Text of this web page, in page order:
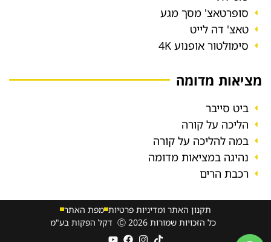
סופרטאצ' מסך מגע
טאצ' דה לייט
סימולטור אופנוע 4K
מציאות מדומה
ביט סייבר
הליכה על קורה
במה להליכה על קורה
נהיגה במציאות מדומה
רכבת הרים
תקנון האתר ומדיניות פרטיות מפת האתר
כל הזכויות שמורות 2026 Ⓒ דקל הפקות בע"מ